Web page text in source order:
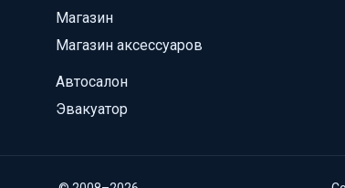
Магазин
Магазин аксессуаров
Автосалон
Эвакуатор